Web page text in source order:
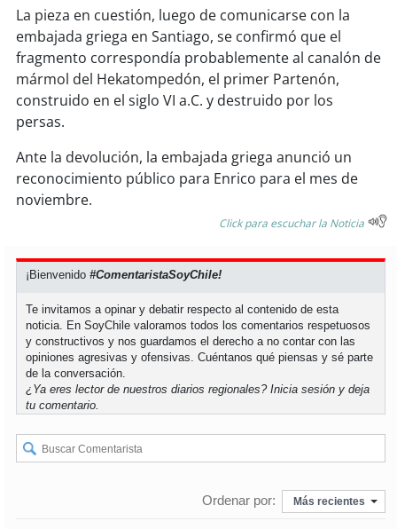
soycoronel
soyarauco
soy
soy valdivia
soyosorno
La pieza en cuestión, luego de comunicarse con la
embajada griega en Santiago, se confirmó que el
fragmento correspondía probablemente al canalón de
mármol del Hekatompedón, el primer Partenón,
construido en el siglo VI a.C. y destruido por los
persas.
Ante la devolución, la embajada griega anunció un
reconocimiento público para Enrico para el mes de
noviembre.
Click para escuchar la Noticia
¡Bienvenido#ComentaristaSoyChile!
Te invitamos a opinar y debatir respecto al contenido de esta
noticia. En SoyChile valoramos todos los comentarios respetuosos
y constructivos y nos guardamos el derecho a no contar con las
opiniones agresivas y ofensivas. Cuéntanos qué piensas y sé parte
de la conversación.
¿Ya eres lector de nuestros diarios regionales?Inicia sesión y deja
tu comentario.
Ordenar por: Más recientes